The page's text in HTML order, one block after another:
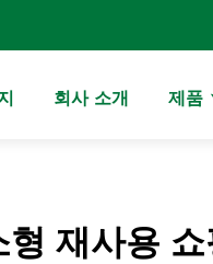
회사 소개 제품
형 재사용 쇼